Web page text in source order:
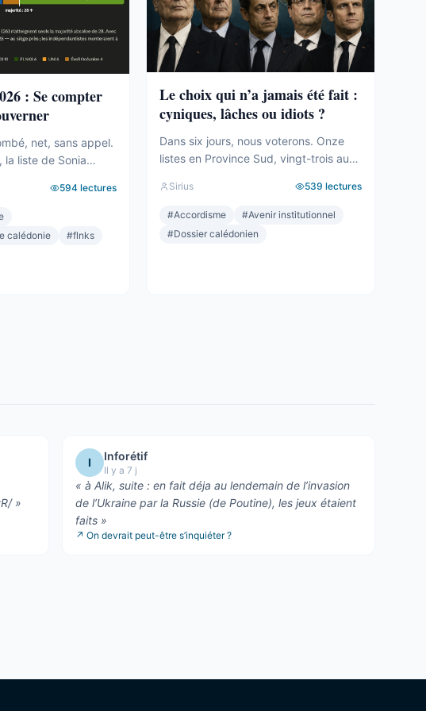
: Se compter
net, sans appel.
la liste de Sonia
provinciale
la plus dure
rayé de la carte.
594 lectures
calédonie #flnks
Le choix qui n’a jamais été fait :
cyniques, lâches ou idiots ?
Dans six jours, nous voterons. Onze
listes en Province Sud, vingt-trois au
effaceront une partie des voix. Des
alliances qui se feront le soir même,
dans les couloirs, loin des électeurs.
Sirius 539 lectures
#Accordisme #Avenir institutionnel
#Dossier calédonien
»
I Inforétif
Il y a 7 j
«à Alik, suite : en fait déja au lendemain de l’invasion
de l’Ukraine par la Russie (de Poutine), les jeux étaient
faits»
↗On devrait peut-être s’inquiéter ?